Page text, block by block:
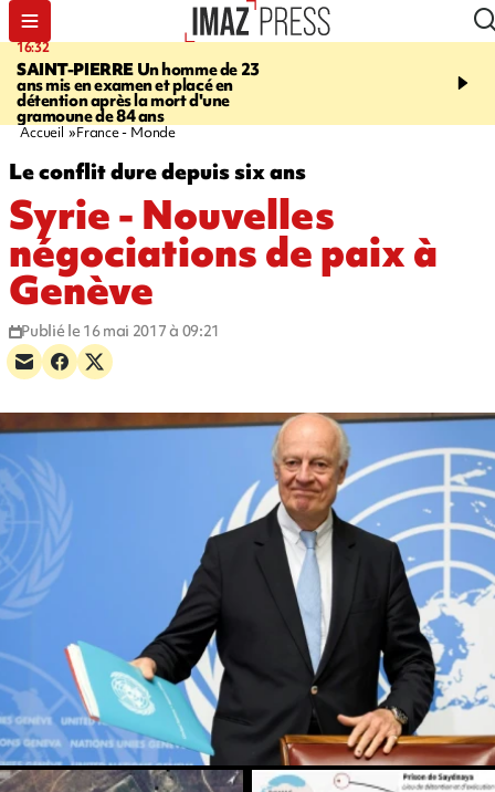
16:32
SAINT-PIERREUn homme de 23
ans mis en examen et placé en
détention après la mort d'une
gramoune de 84 ans
21:08
et Turquie scellent un
Accueil France - Monde
Le conflit dure depuis six ans
Syrie - Nouvelles
négociations de paix à
Genève
Publié le 16 mai 2017 à 09:21